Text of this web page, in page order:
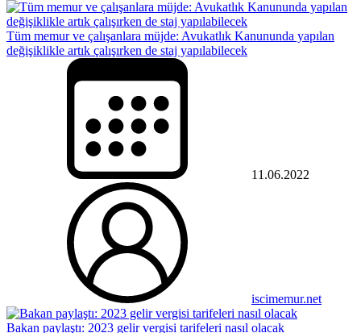
Tüm memur ve çalışanlara müjde: Avukatlık Kanununda yapılan
değişiklikle artık çalışırken de staj yapılabilecek
11.06.2022
iscimemur.net
Bakan paylaştı: 2023 gelir vergisi tarifeleri nasıl olacak